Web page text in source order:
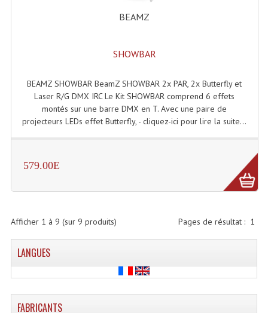
Projecteur Extérieur Multifaisceaux
Projecteurs Barres De Leds
Projecteurs Déco À Leds
Projecteurs Théâtre Led
Projecteurs Traditionnels
Projecteurs Découpes
Projecteurs Par : 16 À 64 Et Autres
BEAMZ
SHOWBAR
BEAMZ SHOWBAR BeamZ SHOWBAR 2x PAR, 2x Butterfly et
Laser R/G DMX IRC Le Kit SHOWBAR comprend 6 effets
montés sur une barre DMX en T. Avec une paire de
projecteurs LEDs effet Butterfly, - cliquez-ici pour lire la suite...
579.00E
Pages de résultat : 1
Afficher 1 à 9 (sur 9 produits)
LANGUES
FABRICANTS